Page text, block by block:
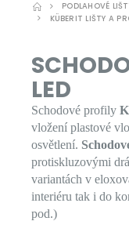
PODLAHOVÉ
KÜBERIT LIŠTY A
LED
Schodové profily
vložení plastové
osvětlení.
protiskluzovými
variantách v
interiéru tak i do
pod.)